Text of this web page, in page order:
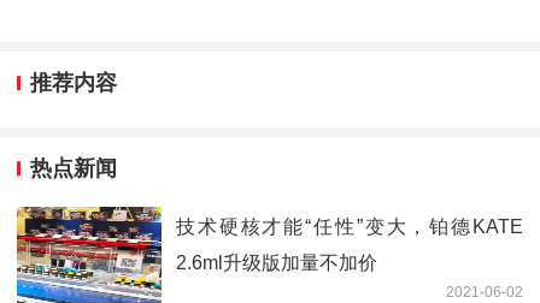
推荐内容
热点新闻
技术硬核才能“任性”变大，铂德KATE
2.6ml升级版加量不加价
2021-06-02